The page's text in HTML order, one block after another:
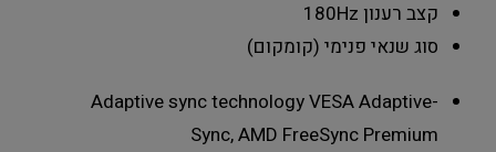
קצב רענון 180Hz
סוג שנאי פנימי (קומקום)
Adaptive sync technologyVESA Adaptive-
Sync, AMD FreeSync Premium